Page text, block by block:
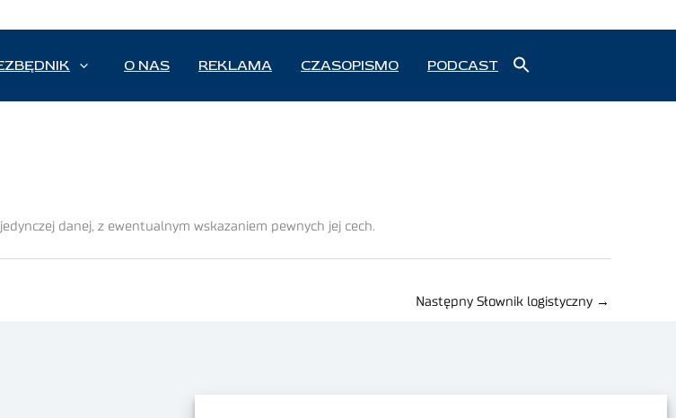
O NAS REKLAMA CZASOPISMO PODCAST
danej, z ewentualnym wskazaniem pewnych jej cech.
Następny Słownik logistyczny →